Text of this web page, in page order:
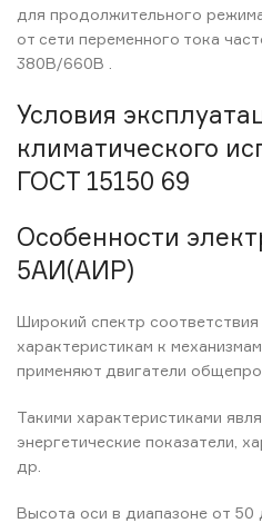
для продолжительного
от сети переменного тока
380В/660В .
Условия
климатического
ГОСТ 15150 69
Особенности
5АИ(АИР)
Широкий спектр соответствия
характеристикам к
применяют двигатели
Такими характеристиками
энергетические показатели,
др.
Высота оси в диапазоне от 50